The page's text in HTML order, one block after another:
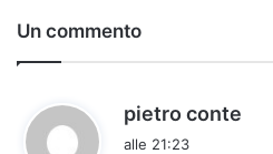
Un commento
pietro conte
alle 21:23